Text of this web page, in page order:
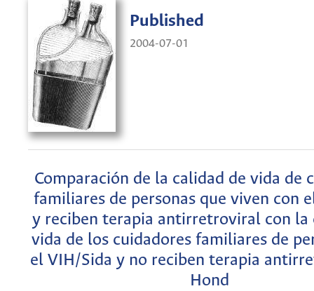
Published
2004-07-01
Comparación de la calidad de vida de
familiares de personas que viven con
y reciben terapia antirretroviral con la
vida de los cuidadores familiares de
el VIH/Sida y no reciben terapia
Hond